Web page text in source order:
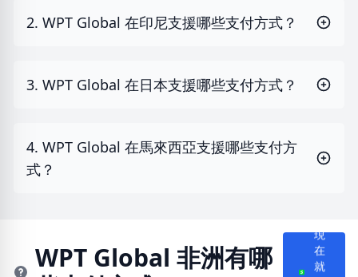
2. WPT Global 在印尼支援哪些支付方式？
3. WPT Global 在日本支援哪些支付方式？
4. WPT Global 在馬來西亞支援哪些支付方
式？
WPT Global 非洲有哪
現
在
就